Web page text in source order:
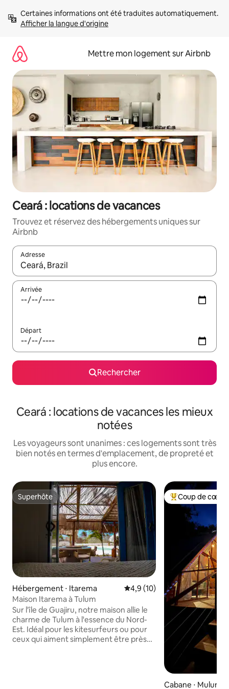
directement
Afficher la langue d'origine
Mettre mon logement sur Airbnb
Ceará : locations de vacances
Trouvez et réservez des hébergements uniques sur
Airbnb
Adresse
Lorsque les résultats s'affichent, utilisez les flèches vers le
Arrivée
Départ
Rechercher
Ceará : locations de vacances les mieux
notées
Les voyageurs sont unanimes : ces logements sont très
bien notés en termes d'emplacement, de propreté et
plus encore.
Superhôte
Superhôte
Hébergement ⋅ Itarema Évaluation moyenne sur la
4,9 (10)
Maison Itarema à Tulum
Sur l'île de Guajiru, notre maison allie le
charme de Tulum à l'essence du Nord-
Est. Idéal pour les kitesurfeurs ou pour
ceux qui aiment simplement être près
Coups de cœur
Coup de cœur
Cabane ⋅ Mulungu